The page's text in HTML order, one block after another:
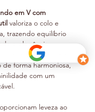
em V com
valoriza o colo e
trazendo equilíbrio
e elegância.
acompanha as
de forma harmoniosa,
com um
leveza ao